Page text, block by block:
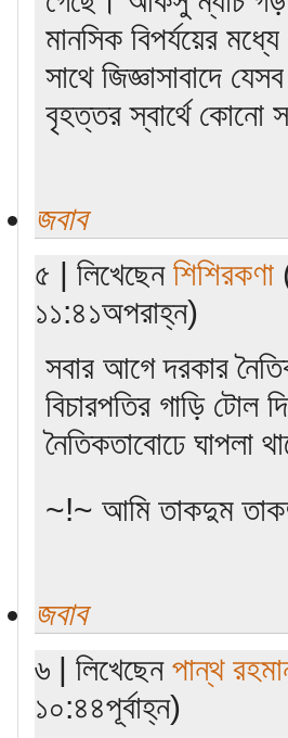
মানসিক বিপর্যয়ের
সাথে জিজ্ঞাসাবাদে
বৃহত্তর স্বার্থে
জবাব
৫ | লিখেছেন শিশিরকণা
১১:৪১অপরাহ্ন)
সবার আগে দরকার
বিচারপতির গাড়ি টোল
নৈতিকতাবোঢে ঘাপলা
~!~ আমি তাকদুম
জবাব
৬ | লিখেছেন পান্থ
১০:৪৪পূর্বাহ্ন)